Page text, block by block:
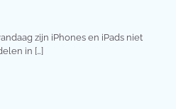
zijn iPhones en iPads niet
in […]